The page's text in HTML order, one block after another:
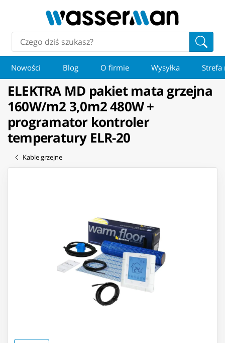
Nowości Blog O firmie Wysyłka Strefa
ELEKTRA MD pakiet mata grzejna
160W/m2 3,0m2 480W +
programator kontroler
temperatury ELR-20
Kable grzejne